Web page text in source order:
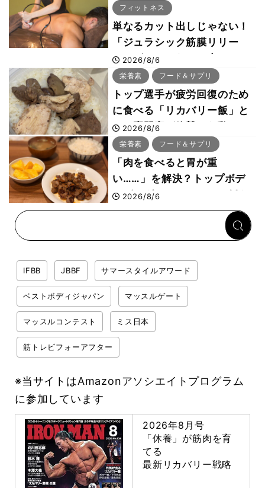
フィットネス
単なるカット出しじゃない！
「ジュラシック筋膜リリー
ス」が口コミだけで大ヒット
した納得の理由 木澤大祐が
解説
2026/8/6
栄養素 フード＆サプリ
トップ選手が疲労回復のため
に食べる「リカバリー飯」と
は？専門家が絶賛した鶏レバ
ー活用法
2026/8/6
栄養素 フード＆サプリ
「肉を食べると胃が重
い……」を解決？トップボデ
ィビルダーのリカバリー飯を
専門家がロジカル解説
2026/8/6
IFBB JBBF サマースタイルアワード
ベストボディジャパン マッスルゲート
マッスルコンテスト ミス日本
筋トレビフォーアフター
※当サイトはAmazonアソシエイトプログラム
に参加しています
2026年8月号
「休養」が筋肉を育
てる
最新リカバリー戦略